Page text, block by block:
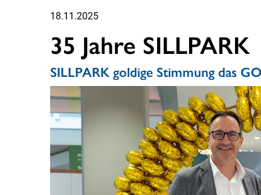
18.11.2025
35 Jahre SILLPARK
SILLPARK goldige Stimmung das